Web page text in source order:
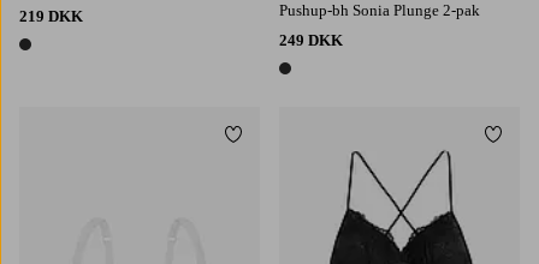
219 DKK
1 farve
Pushup-bh Sonia Plunge 2-pak
249 DKK
1 farve
Tilføj til favoritter